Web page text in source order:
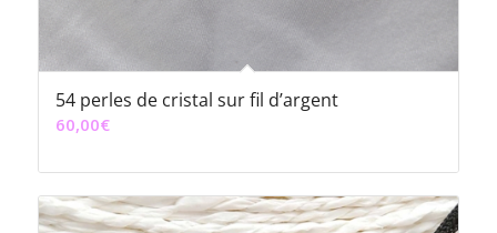
54 perles de cristal sur fil d’argent
60,00€